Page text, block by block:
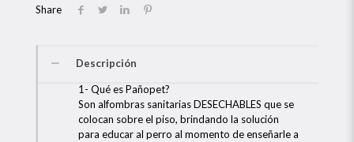
Share
Descripción
1- Qué es Pañopet?
Son alfombras sanitarias DESECHABLES que se
colocan sobre el piso, brindando la solución
para educar al perro al momento de enseñarle a